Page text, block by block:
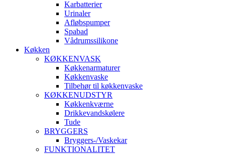
Karbatterier
Urinaler
Afløbspumper
Spabad
Vådrumssilikone
Køkken
KØKKENVASK
Køkkenarmaturer
Køkkenvaske
Tilbehør til køkkenvaske
KØKKENUDSTYR
Køkkenkværne
Drikkevandskølere
Tude
BRYGGERS
Bryggers-/Vaskekar
FUNKTIONALITET